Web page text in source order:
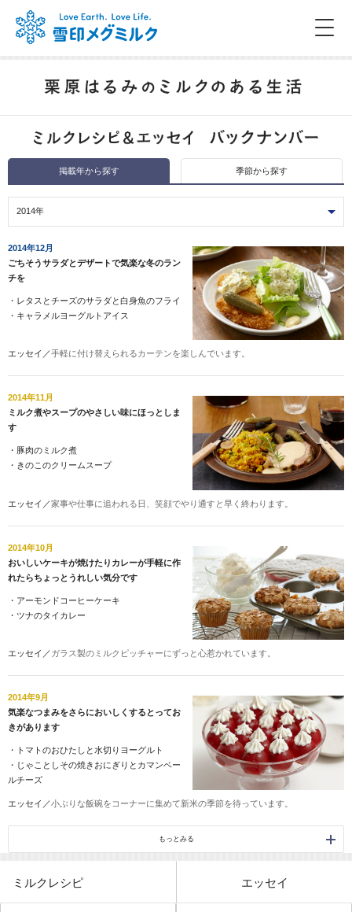
掲載年から探す 季節から探す
2014年
2014年12月
ごちそうサラダとデザートで気楽な冬のラン
チを
・ レタスとチーズのサラダと白身魚のフライ
・ キャラメルヨーグルトアイス
エッセイ／手軽に付け替えられるカーテンを楽しんでいます。
2014年11月
ミルク煮やスープのやさしい味にほっとしま
す
・ 豚肉のミルク煮
・ きのこのクリームスープ
エッセイ／家事や仕事に追われる日、笑顔でやり通すと早く終わります。
2014年10月
おいしいケーキが焼けたりカレーが手軽に作
れたらちょっとうれしい気分です
・ アーモンドコーヒーケーキ
・ ツナのタイカレー
エッセイ／ ガラス製のミルクピッチャーにずっと心惹かれています。
2014年9月
気楽なつまみをさらにおいしくするとってお
きがあります
・
トマトのおひたしと水切りヨーグルト
・ じゃことしその焼きおにぎりとカマンベー
ルチーズ
エッセイ／小ぶりな飯碗をコーナーに集めて新米の季節を待っています。
もっとみる
ミルクレシピ エッセイ